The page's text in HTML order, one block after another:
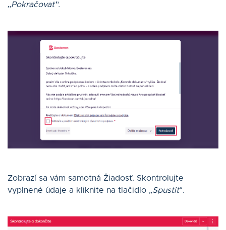
„Pokračovať“.
Zobrazí sa vám samotná Žiadosť. Skontrolujte
vyplnené údaje a kliknite na tlačidlo „Spustiť“.